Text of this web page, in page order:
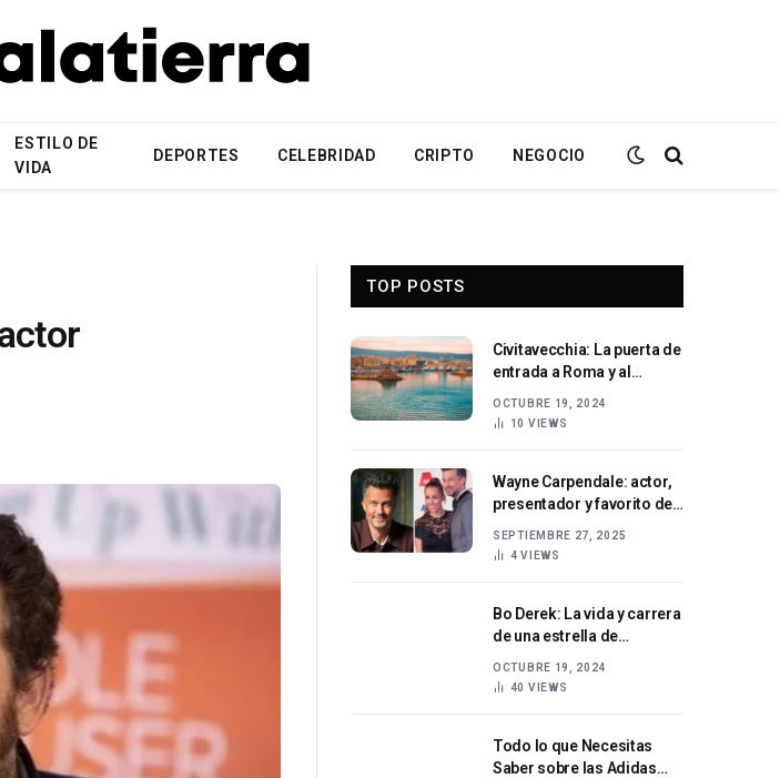
ESTILO DE
VIDA
DEPORTES CELEBRIDAD CRIPTO NEGOCIO
TOP POSTS
Civitavecchia: La puerta de
entrada a Roma y al
OCTUBRE 19, 2024
10 VIEWS
Wayne Carpendale: actor,
presentador y favorito de
SEPTIEMBRE 27, 2025
4VIEWS
Bo Derek: La vida y carrera
de una estrella de
OCTUBRE 19, 2024
40 VIEWS
Todo lo que Necesitas
Saber sobre las Adidas